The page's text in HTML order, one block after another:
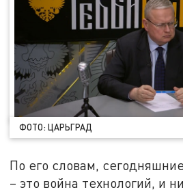
ФОТО: ЦАРЬГРАД
По его словам,
– это война технологий, и